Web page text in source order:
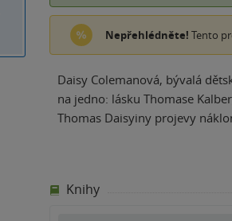
Nepřehlédněte! Tento
Daisy Colemanová, bývalá
na jedno: lásku Thomase
Thomas Daisyiny projevy
Knihy